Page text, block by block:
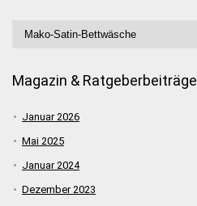
Magazin & Ratgeberbeiträge
Januar 2026
Mai 2025
Januar 2024
Dezember 2023